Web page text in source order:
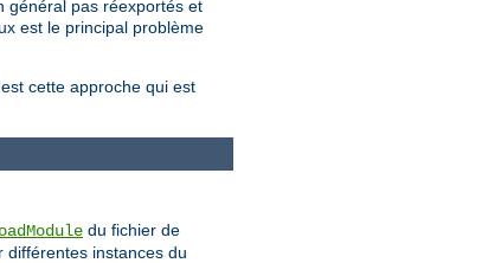
général pas réexportés et
est le principal problème
cette approche qui est
du fichier de
différentes instances du